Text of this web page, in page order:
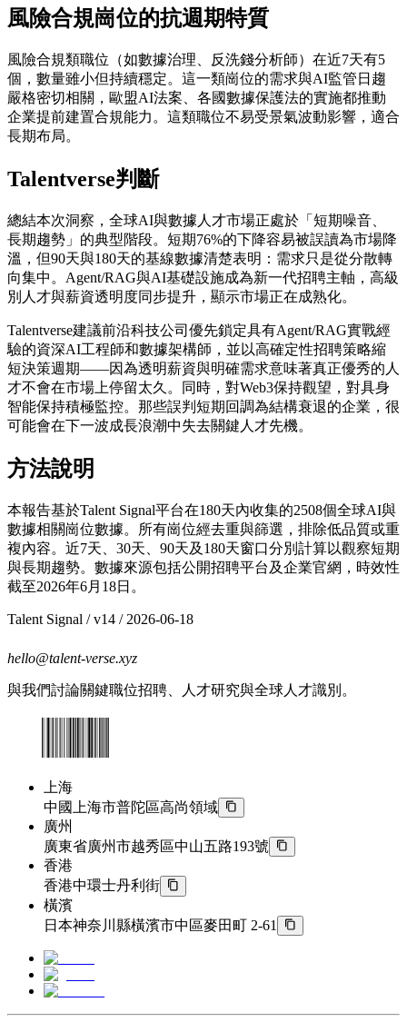
風險合規崗位的抗週期特質
風險合規類職位（如數據治理、反洗錢分析師）在近7天有5
個，數量雖小但持續穩定。這一類崗位的需求與AI監管日趨
嚴格密切相關，歐盟AI法案、各國數據保護法的實施都推動
企業提前建置合規能力。這類職位不易受景氣波動影響，適合
長期布局。
Talentverse判斷
總結本次洞察，全球AI與數據人才市場正處於「短期噪音、
長期趨勢」的典型階段。短期76%的下降容易被誤讀為市場降
溫，但90天與180天的基線數據清楚表明：需求只是從分散轉
向集中。Agent/RAG與AI基礎設施成為新一代招聘主軸，高級
別人才與薪資透明度同步提升，顯示市場正在成熟化。
Talentverse建議前沿科技公司優先鎖定具有Agent/RAG實戰經
驗的資深AI工程師和數據架構師，並以高確定性招聘策略縮
短決策週期——因為透明薪資與明確需求意味著真正優秀的人
才不會在市場上停留太久。同時，對Web3保持觀望，對具身
智能保持積極監控。那些誤判短期回調為結構衰退的企業，很
可能會在下一波成長浪潮中失去關鍵人才先機。
方法說明
本報告基於Talent Signal平台在180天內收集的2508個全球AI與
數據相關崗位數據。所有崗位經去重與篩選，排除低品質或重
複內容。近7天、30天、90天及180天窗口分別計算以觀察短期
與長期趨勢。數據來源包括公開招聘平台及企業官網，時效性
截至2026年6月18日。
Talent Signal / v14 / 2026-06-18
hello@talent-verse.xyz
與我們討論關鍵職位招聘、人才研究與全球人才識別。
上海
中國上海市普陀區高尚領域
廣州
廣東省廣州市越秀區中山五路193號
香港
香港中環士丹利街
橫濱
日本神奈川縣橫濱市中區麥田町 2-61